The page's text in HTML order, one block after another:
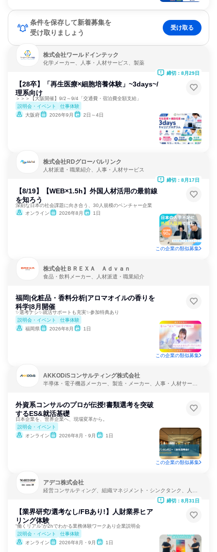
条件を保存して新着募集を
受け取りましょう
受け取る
株式会社ワールドインテック
化学メーカー、人事・人材サービス、製薬
【28卒】「再生医療×細胞培養体験」~3days~/
理系向け
＞＞＞【大阪開催】9/2～9/4「交通費・宿泊費全額支給」
説明会・イベント
仕事体験
大阪府
2026年9月 2日～4日
締切：8月29日
株式会社RDグローバルリンク
人材派遣・職業紹介、人事・人材サービス
【8/19】【WEB×1.5h】外国人材活用の最前線
を知ろう
深刻な日本の社会課題に向き合う、30人規模のベンチャー企業
オンライン
2026年8月 1日
締切：8月17日
この企業の類似募集
株式会社ＢＲＥＸＡ Ａｄｖａｎ
食品・飲料メーカー、人材派遣・職業紹介
福岡|化粧品・香料分析|アロマオイルの香りを
科学|8月開催
✨選考ナシ✨就活サポートも充実✨参加特典あり
説明会・イベント
仕事体験
福岡県
2026年8月 1日
この企業の類似募集
AKKODiSコンサルティング株式会社
半導体・電子機器メーカー、製造・メーカー、人事・人材サービ
外資系コンサルのプロが伝授!書類選考を突破
するES&就活基礎
日本企業を、世界企業へ、現場変革から。
説明会・イベント
オンライン
2026年8月・9月 1日
この企業の類似募集
アデコ株式会社
経営コンサルティング、組織マネジメント・シンクタンク、人
【業界研究/選考なし/FBあり!】人財業界ヒア
リング体験
“働くリアル”が2hでわかる業務体験ワークあり企業説明会
説明会・イベント
仕事体験
オンライン
2026年8月・9月 1日
締切：8月31日